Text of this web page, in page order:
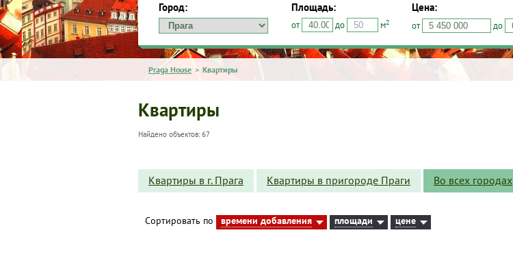
Квартиры Дома Новостройки
Город: Площадь: Цена:
Город: Площадь:
от до м2
Цена:
от до
Praga House > Квартиры
Квартиры
Найдено объектов: 67
Квартиры в г. Прага Квартиры в пригороде Праги Во всех городах
Сортировать по времени добавления площади цене